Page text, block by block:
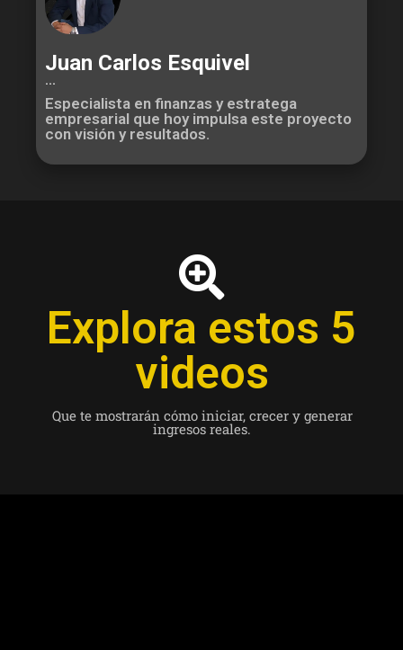
Juan Carlos Esquivel
...
Especialista en finanzas y estratega
empresarial que hoy impulsa este proyecto
con visión y resultados.
Explora estos 5
videos
Que te mostrarán cómo iniciar, crecer y generar
ingresos reales.